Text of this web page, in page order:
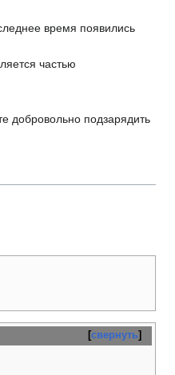
время появились
частью
добровольно подзарядить
свернуть